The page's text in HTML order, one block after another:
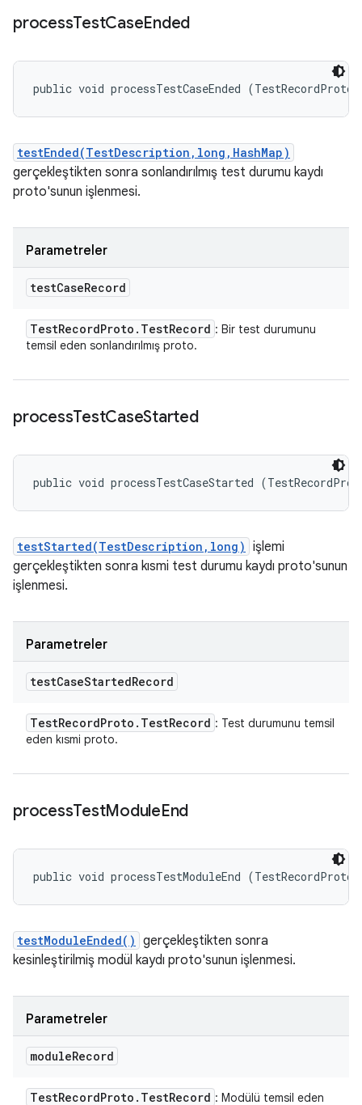
processTestCaseEnded
public void processTestCaseEnded
testEnded(TestDescription,long,HashMap)
gerçekleştikten sonra sonlandırılmış test durumu kaydı
proto'sunun işlenmesi.
Parametreler
testCaseRecord
TestRecordProto . TestRecord : Bir test durumunu
temsil eden sonlandırılmış proto.
processTestCaseStarted
public void processTestCaseStarted
testStarted(TestDescription,long) işlemi
gerçekleştikten sonra kısmi test durumu kaydı proto'sunun
işlenmesi.
Parametreler
testCaseStartedRecord
TestRecordProto . TestRecord : Test durumunu temsil
eden kısmi proto.
processTestModuleEnd
public void processTestModuleEnd
testModuleEnded() gerçekleştikten sonra
kesinleştirilmiş modül kaydı proto'sunun işlenmesi.
Parametreler
moduleRecord
TestRecordProto . TestRecord : Modülü temsil eden